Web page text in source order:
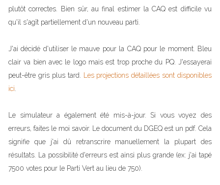
plutôt correctes. Bien sûr, au final estimer la CAQ est difficile vu
qu'il s'agît partiellement d'un nouveau parti.
J'ai décidé d'utiliser le mauve pour la CAQ pour le moment. Bleu
clair va bien avec le logo mais est trop proche du PQ. J'essayerai
peut-être gris plus tard.
Les projections détaillées sont disponibles
ici
Le simulateur a également été mis-à-jour. Si vous voyez des
erreurs, faites le moi savoir. Le document du DGEQ est un pdf. Cela
signifie que j'ai dû retranscrire manuellement la plupart des
résultats. La possibilité d'erreurs est ainsi plus grande (ex: j'ai tapé
7500 votes pour le Parti Vert au lieu de 750).